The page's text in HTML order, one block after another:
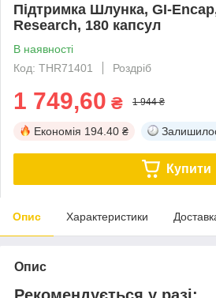
Підтримка Шлунка, GI-
Research, 180 капсул
В наявності
Код: THR71401
Роздріб
1 749,60 ₴ 1 944 ₴
Економія 194.40 ₴
Купити
Опис Характеристики
Опис